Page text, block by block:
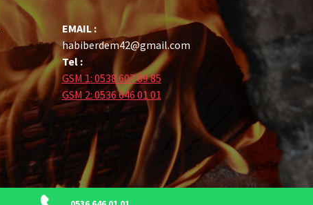
EMAIL :
habiberdem42@gmail.com
Tel :
GSM 1: 0538 607 89 85
GSM 2: 0536 646 01 01